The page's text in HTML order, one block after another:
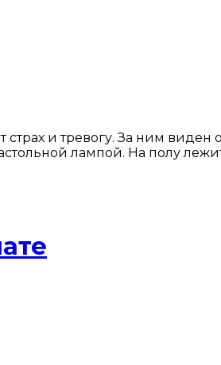
и тревогу. За ним
лампой. На полу